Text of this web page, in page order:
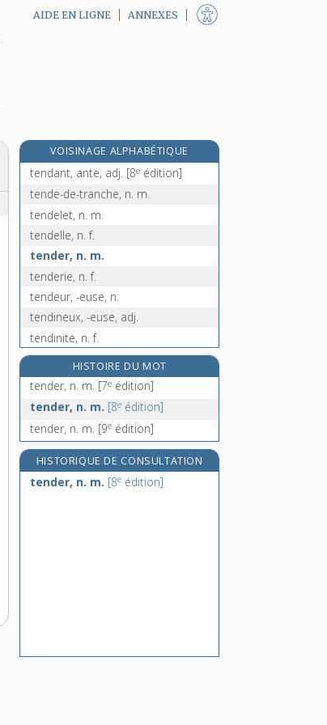
AIDE EN LIGNE ANNEXES
VOISINAGE ALPHABÉTIQUE
tendancieux, -ieuse, adj.
tendant, ante, adj. [8e édition]
tende-de-tranche, n. m.
tendelet, n. m.
tendelle, n. f.
tender, n. m.
tenderie, n. f.
tendeur, -euse, n.
tendineux, -euse, adj.
tendinite, n. f.
tendon, n. m.
tendre [I], v. tr. et intr.
tendre [II], adj. et n.
tendresse, n. f.
HISTOIRE DU MOT
tender, n. m. [7e édition]
tender, n. m. [8e édition]
tender, n. m. [9e édition]
HISTORIQUE DE CONSULTATION
tender, n. m. [8e édition]